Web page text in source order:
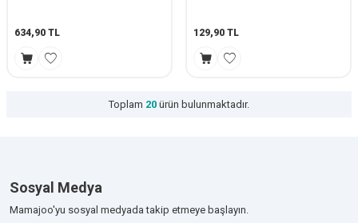
634,90 TL 129,90 TL
Toplam 20 ürün bulunmaktadır.
Sosyal Medya
Mamajoo'yu sosyal medyada takip etmeye başlayın.